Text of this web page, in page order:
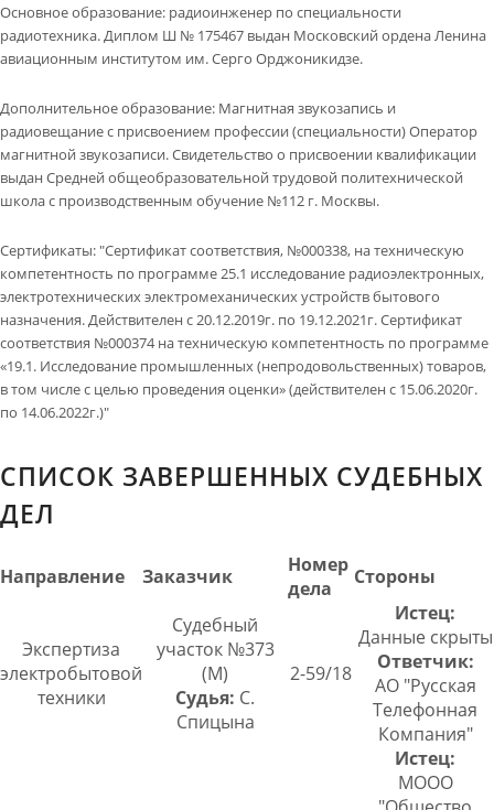
Основное образование: радиоинженер по специальности
радиотехника. Диплом Ш № 175467 выдан Московский ордена Ленина
авиационным институтом им. Серго Орджоникидзе.
Дополнительное образование: Магнитная звукозапись и
радиовещание с присвоением профессии (специальности) Оператор
магнитной звукозаписи. Свидетельство о присвоении квалификации
выдан Средней общеобразовательной трудовой политехнической
школа с производственным обучение №112 г. Москвы.
Сертификаты: "Сертификат соответствия, №000338, на техническую
компетентность по программе 25.1 исследование радиоэлектронных,
электротехнических электромеханических устройств бытового
назначения. Действителен с 20.12.2019г. по 19.12.2021г. Сертификат
соответствия №000374 на техническую компетентность по программе
«19.1. Исследование промышленных (непродовольственных) товаров,
в том числе с целью проведения оценки» (действителен с 15.06.2020г.
по 14.06.2022г.)"
СПИСОК ЗАВЕРШЕННЫХ СУДЕБНЫХ
ДЕЛ
Направление Заказчик
Номер
дела
Стороны
Экспертиза
электробытовой
техники
Судебный
участок №373
(М)
Судья: С.
Спицына
2-59/18
Истец:
Данные скрыты
Ответчик:
АО "Русская
Телефонная
Компания"
Истец:
МООО